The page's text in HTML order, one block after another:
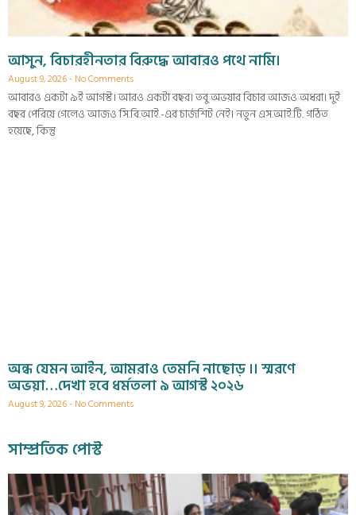
আসুন, বিচারহীনতার বিরুদ্ধে আবারও পথে নামি।
August 9, 2026 No Comments
আবারও একটা ৯ই আগস্ট। আরও একটা বছর। তবু অভয়ার বিচার আজও অধরা। দুই
বছর পেরিয়ে গেলেও আজও সি.বি.আই.-এর চার্জশিট নেই। নতুন এস.আই.টি. গঠিত
হয়েছে, কিন্তু
অন্ধ যেমন আইন, আমরাও তেমনি নাছোড় ।। স্মরণে
অভয়া…দেখা হবে ধর্মতলা ৯ আগস্ট ২০২৬
August 9, 2026 No Comments
সাম্প্রতিক পোস্ট